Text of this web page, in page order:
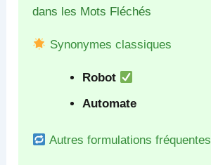
dans les Mots Fléchés
Synonymes classiques
Robot
Automate
Autres formulations fréquentes